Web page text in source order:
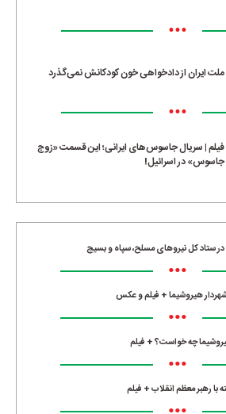
•••
ملت ایران از دادخواهی خون کودکانش نمی‌گذرد
•••
فیلم | سریال جاسوس‌های ایرانی؛ این قسمت «زوج
جاسوس» در اسرائیل!
ستاد کل نیروهای مسلح، سپاه و بسیج
•••
شهردار هیروشیما + فیلم و عکس
•••
چه خواست؟ + فیلم
•••